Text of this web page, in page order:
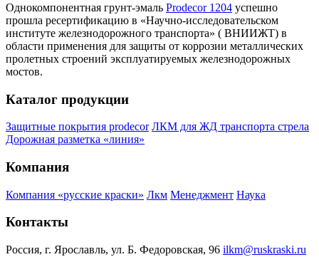
Однокомпонентная грунт-эмаль Prodecor 1204 успешно
прошла ресертификацию в «Научно-исследовательском
институте железнодорожного транспорта» ( ВНИИЖТ) в
области применения для защиты от коррозии металлических
пролетных строений эксплуатируемых железнодорожных
мостов.
Каталог продукции
Защитные покрытия prodecor ЛКМ для ЖД транспорта стрела
Дорожная разметка «линия»
Компания
Компания «русские краски» Лкм Менеджмент Наука
Контакты
Россия, г. Ярославль, ул. Б. Федоровская, 96 ilkm@ruskraski.ru